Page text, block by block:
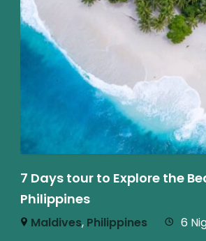
7 Days tour to Explore the
Philippines
Maldives, Philippines 6